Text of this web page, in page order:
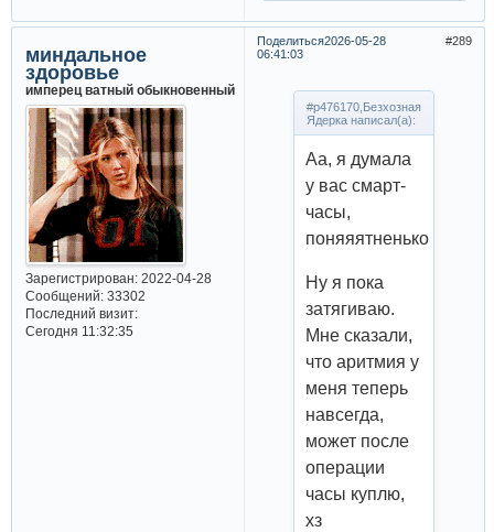
Поделиться 289
2026-05-28
06:41:03
миндальное
здоровье
имперец ватный обыкновенный
Зарегистрирован: 2022-04-28
Сообщений:33302
Последний визит:
Сегодня 11:32:35
#p476170,Безхозная
Ядерка написал(а):
Аа, я думала
у вас смарт-
часы,
поняяятненько
Ну я пока
затягиваю.
Мне сказали,
что аритмия у
меня теперь
навсегда,
может после
операции
часы куплю,
хз